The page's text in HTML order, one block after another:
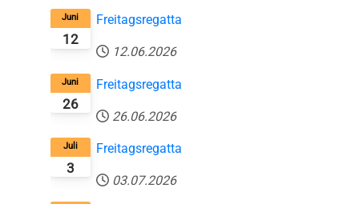
12
Juni Freitagsregatta
12.06.2026
26
Juni Freitagsregatta
26.06.2026
3
Juli Freitagsregatta
03.07.2026